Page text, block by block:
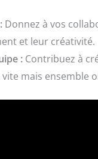
Donnez à vos
et leur créativité.
:Contribuez à
mais ensemble